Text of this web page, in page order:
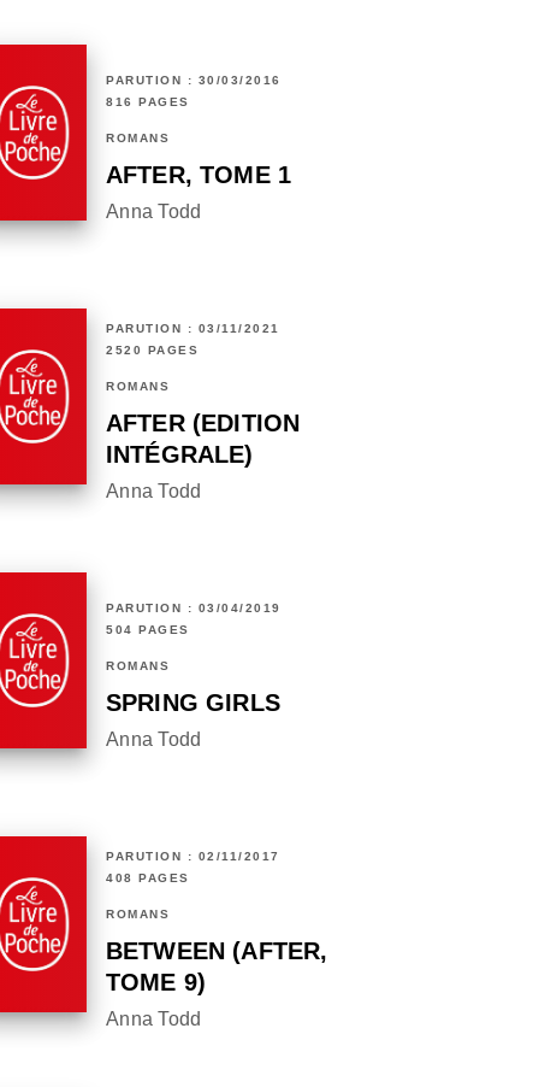
PARUTION : 30/03/2016
816 PAGES
ROMANS
AFTER, TOME 1
Anna Todd
PARUTION : 03/11/2021
2520 PAGES
ROMANS
AFTER (EDITION
INTÉGRALE)
Anna Todd
PARUTION : 03/04/2019
504 PAGES
ROMANS
SPRING GIRLS
Anna Todd
PARUTION : 02/11/2017
408 PAGES
ROMANS
BETWEEN (AFTER,
TOME 9)
Anna Todd